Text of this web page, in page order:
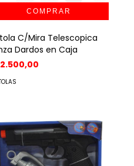
C/Mira Telescopica
Dardos en Caja